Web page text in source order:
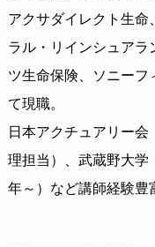
アクサダイレクト生命
ラル・リインシュアラ
ツ生命保険、ソニーフ
て現職。
日本アクチュアリー
理担当）、武蔵野大
年～）など講師経験豊